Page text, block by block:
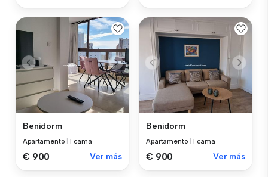
Benidorm
Apartamento |1 cama
€ 900 Ver más
Benidorm
Apartamento |1 cama
€ 900 Ver más